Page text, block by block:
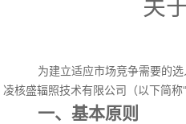
关
为建立适应市场竞争需要的
凌核盛辐照技术有限公司（以下简
一、基本原则